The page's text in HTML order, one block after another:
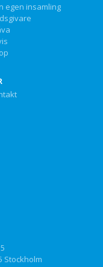
egen insamling
Stockholm